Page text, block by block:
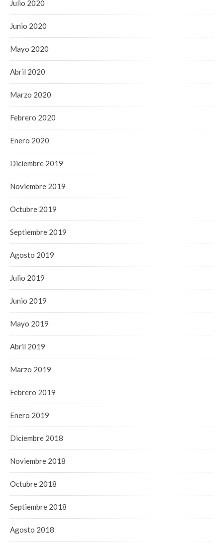
Julio 2020
Junio 2020
Mayo 2020
Abril 2020
Marzo 2020
Febrero 2020
Enero 2020
Diciembre 2019
Noviembre 2019
Octubre 2019
Septiembre 2019
Agosto 2019
Julio 2019
Junio 2019
Mayo 2019
Abril 2019
Marzo 2019
Febrero 2019
Enero 2019
Diciembre 2018
Noviembre 2018
Octubre 2018
Septiembre 2018
Agosto 2018